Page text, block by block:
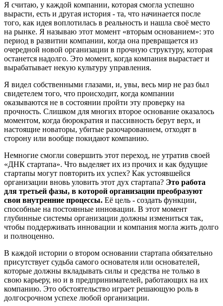
Я считаю, у каждой компании, которая смогла успешно
вырасти, есть и другая история - та, что начинается после
того, как идея воплотилась в реальность и нашла своё место
на рынке. Я называю этот момент «вторым основанием»: это
период в развитии компании, когда она превращается из
очередной новой организации в прочную структуру, которая
останется надолго. Это момент, когда компания вырастает и
вырабатывает некую культуру управления.
Я видел собственными глазами, и, увы, весь мир не раз был
свидетелем того, что происходит, когда компании
оказываются не в состоянии пройти эту проверку на
прочность. Слишком для многих второе основание оказалось
моментом, когда бюрократия и пассивность берут верх, и
настоящие новаторы, убитые разочарованием, отходят в
сторону или вообще покидают компанию.
Немногие смогли совершить этот переход, не утратив своей
«ДНК стартапа». Что выделяет их из прочих и как будущие
стартапы могут повторить их успех? Как устоявшейся
организации вновь уловить этот дух стартапа? Это работа
для третьей фазы, в которой организации преобразуют
свои внутренние процессы. Её цель - создать функции,
способные на постоянные инновации. В этот момент
глубинные системы организации должны измениться так,
чтобы поддерживать инновации и компания могла жить долго
и полноценно.
В каждой истории о втором основании стартапа обязательно
присутствует судьба самого основателя или основателей,
которые должны вкладывать силы и средства не только в
свою карьеру, но и в предпринимателей, работающих на их
компанию. Это обстоятельство играет решающую роль в
долгосрочном успехе любой организации.